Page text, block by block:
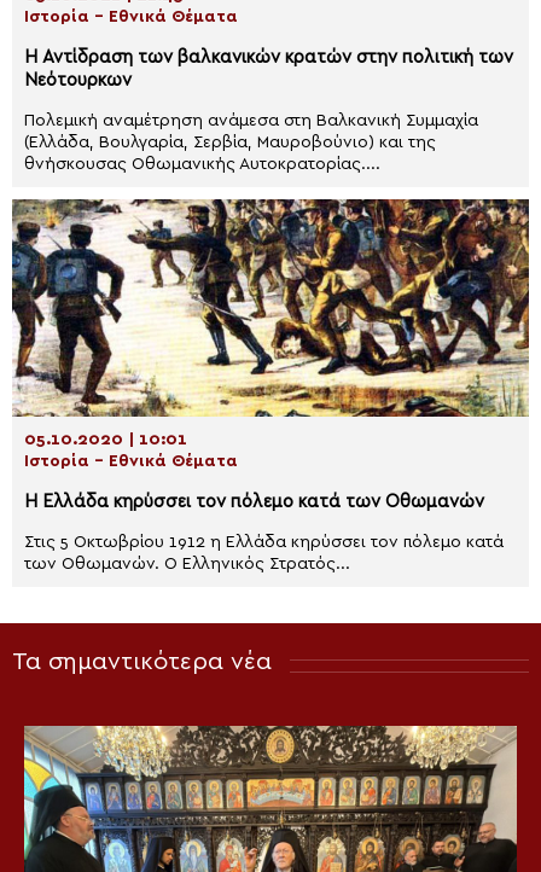
Ιστορία - Εθνικά Θέματα
Η Αντίδραση των βαλκανικών κρατών στην πολιτική των
Νεότουρκων
Πολεμική αναμέτρηση ανάμεσα στη Βαλκανική Συμμαχία
(Ελλάδα, Βουλγαρία, Σερβία, Μαυροβούνιο) και της
θνήσκουσας Οθωμανικής Αυτοκρατορίας....
05.10.2020 | 10:01
Ιστορία - Εθνικά Θέματα
Η Ελλάδα κηρύσσει τον πόλεμο κατά των Οθωμανών
Στις 5 Οκτωβρίου 1912 η Ελλάδα κηρύσσει τον πόλεμο κατά
των Οθωμανών. Ο Ελληνικός Στρατός...
Τα σημαντικότερα νέα